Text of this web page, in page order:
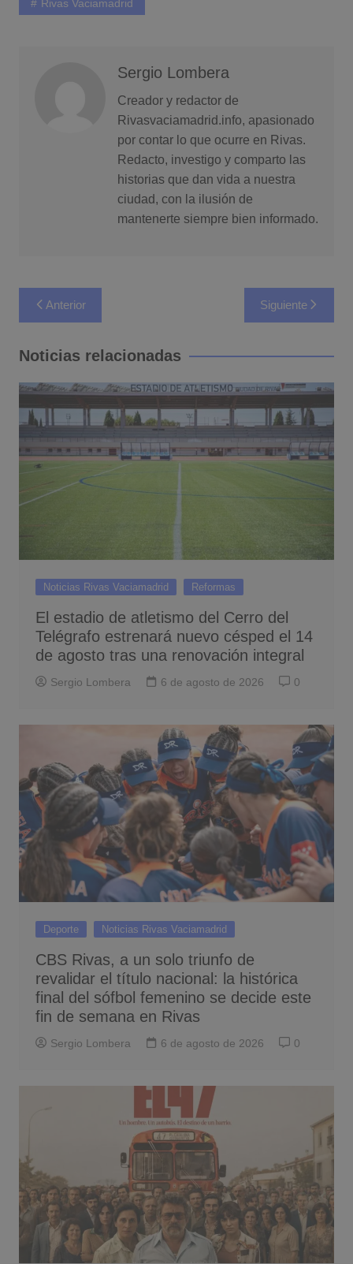
Rivas Vaciamadrid
Sergio Lombera
Creador y redactor de
Rivasvaciamadrid.info, apasionado
por contar lo que ocurre en Rivas.
Redacto, investigo y comparto las
historias que dan vida a nuestra
ciudad, con la ilusión de
mantenerte siempre bien informado.
Navegación
de
entradas
Anterior Siguiente
Noticias relacionadas
Noticias Rivas Vaciamadrid Reformas
El estadio de atletismo del Cerro del
Telégrafo estrenará nuevo césped el 14
de agosto tras una renovación integral
Sergio Lombera 6 de agosto de 2026 0
Deporte Noticias Rivas Vaciamadrid
CBS Rivas, a un solo triunfo de
revalidar el título nacional: la histórica
final del sófbol femenino se decide este
fin de semana en Rivas
Sergio Lombera 6 de agosto de 2026 0